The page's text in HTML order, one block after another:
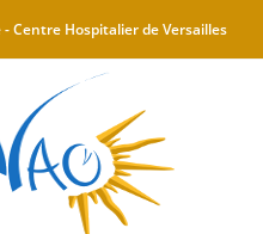
Centre Hospitalier de Versailles